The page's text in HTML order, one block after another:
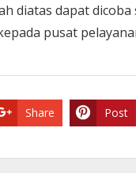
diatas dapat
pusat
Share Post